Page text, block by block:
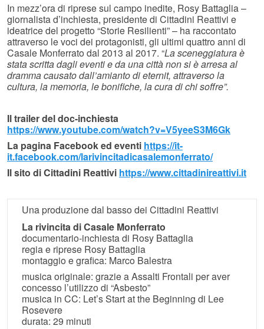
In mezz’ora di riprese sul campo inedite, Rosy Battaglia –
giornalista d’inchiesta, presidente di Cittadini Reattivi e
ideatrice del progetto “Storie Resilienti” – ha raccontato
attraverso le voci dei protagonisti, gli ultimi quattro anni di
Casale Monferrato dal 2013 al 2017. “La sceneggiatura è
stata scritta dagli eventi e da una città non si è arresa al
dramma causato dall’amianto di eternit, attraverso la
cultura, la memoria, le bonifiche, la cura di chi soffre”.
Il trailer del doc-inchiesta
https://www.youtube.com/watch?v=V5yeeS3M6Gk
La pagina Facebook ed eventi https://it-
it.facebook.com/larivincitadicasalemonferrato/
Il sito di Cittadini Reattivi https://www.cittadinireattivi.it
Una produzione dal basso dei Cittadini Reattivi
La rivincita di Casale Monferrato
documentario-inchiesta di Rosy Battaglia
regia e riprese Rosy Battaglia
montaggio e grafica: Marco Balestra
musica originale: grazie a Assalti Frontali per aver
concesso l’utilizzo di “Asbesto”
musica in CC: Let’s Start at the Beginning di Lee
Rosevere
durata: 29 minuti